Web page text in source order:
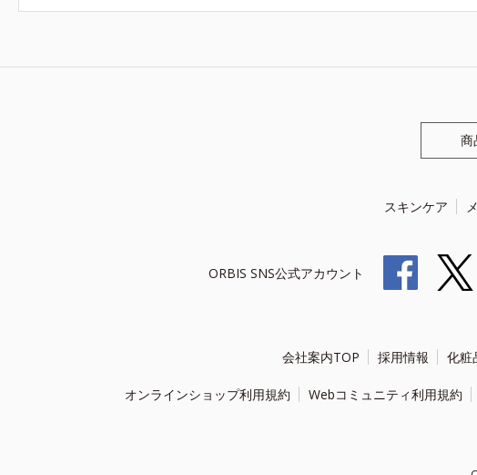
商
スキンケア
ORBIS SNS公式アカウント
会社案内TOP 採用情報 化粧
オンラインショップ利用規約 Webコミュニティ利用規約